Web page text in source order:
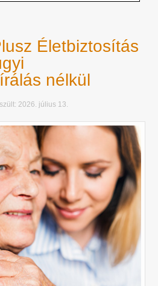
Életbiztosítás
nélkül
2026. július 13.